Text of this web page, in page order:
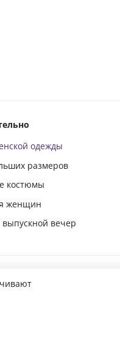
одежды
размеров
костюмы
женщин
выпускной вечер